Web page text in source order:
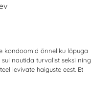
kondoomid õnneliku lõpuga
nautida turvalist seksi ning
levivate haiguste eest. Et